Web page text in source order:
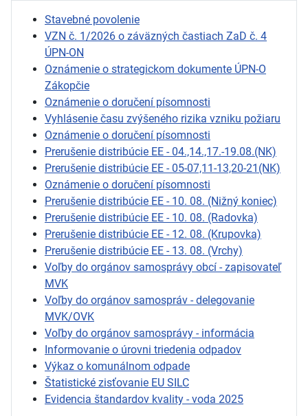
Stavebné povolenie
VZN č. 1/2026 o záväzných častiach ZaD č. 4
ÚPN-ON
Oznámenie o strategickom dokumente ÚPN-O
Zákopčie
Oznámenie o doručení písomnosti
Vyhlásenie času zvýšeného rizika vzniku požiaru
Oznámenie o doručení písomnosti
Prerušenie distribúcie EE - 04.,14.,17.-19.08.(NK)
Prerušenie distribúcie EE - 05-07,11-13,20-21(NK)
Oznámenie o doručení písomnosti
Prerušenie distribúcie EE - 10. 08. (Nižný koniec)
Prerušenie distribúcie EE - 10. 08. (Radovka)
Prerušenie distribúcie EE - 12. 08. (Krupovka)
Prerušenie distribúcie EE - 13. 08. (Vrchy)
Voľby do orgánov samosprávy obcí - zapisovateľ
MVK
Voľby do orgánov samospráv - delegovanie
MVK/OVK
Voľby do orgánov samosprávy - informácia
Informovanie o úrovni triedenia odpadov
Výkaz o komunálnom odpade
Štatistické zisťovanie EU SILC
Evidencia štandardov kvality - voda 2025